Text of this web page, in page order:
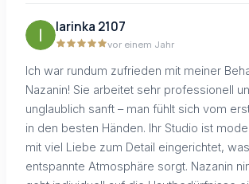
larinka 2107
vor einem Jahr
Ich war rundum zufrieden mit meiner
Nazanin! Sie arbeitet sehr professionell
unglaublich sanft – man fühlt sich vom
in den besten Händen. Ihr Studio ist
mit viel Liebe zum Detail eingerichtet,
entspannte Atmosphäre sorgt. Nazanin